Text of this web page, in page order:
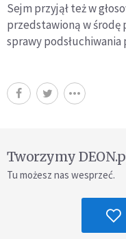
Sejm przyjął też w
przedstawioną w środę
sprawy
Tworzymy
Tu możesz nas wesprzeć.